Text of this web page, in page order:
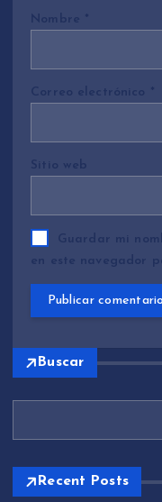
Nombre *
Correo electrónico *
Sitio web
Guardar mi
en este navegador
Buscar
Recent Posts